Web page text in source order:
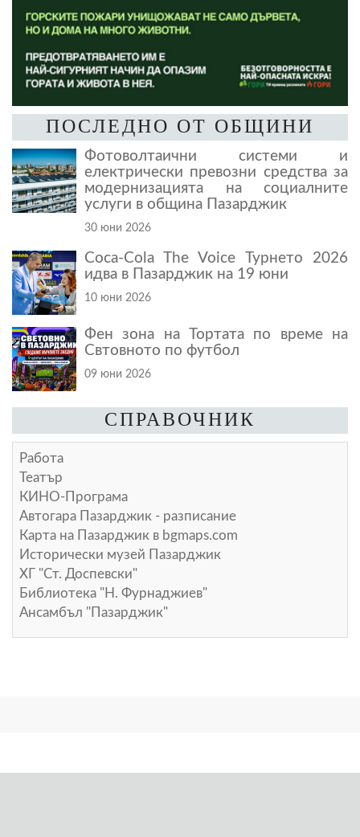
ПОСЛЕДНО ОТ ОБЩИНИ
Фотоволтаични системи и
електрически превозни средства за
модернизацията на социалните
услуги в община Пазарджик
30 юни 2026
Coca-Cola The Voice Турнето 2026
идва в Пазарджик на 19 юни
10 юни 2026
Фен зона на Тортата по време на
Свтовното по футбол
09 юни 2026
СПРАВОЧНИК
Работа
Театър
КИНО-Програма
Автогара Пазарджик - разписание
Карта на Пазарджик в bgmaps.com
Исторически музей Пазарджик
ХГ "Ст. Доспевски"
Библиотека "Н. Фурнаджиев"
Ансамбъл "Пазарджик"